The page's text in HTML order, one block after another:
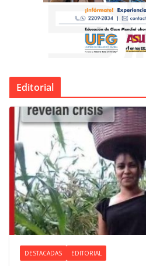
Editorial
DESTACADAS EDITORIAL